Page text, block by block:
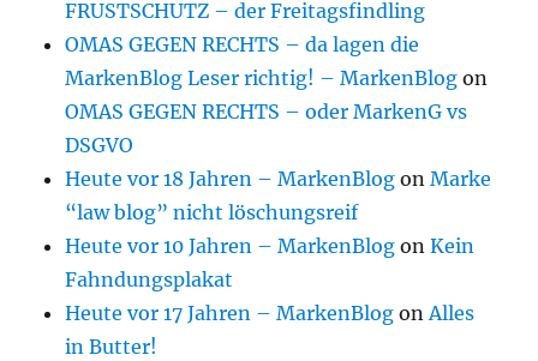
FRUSTSCHUTZ – der Freitagsfindling
OMAS GEGEN RECHTS – da lagen die
MarkenBlog Leser richtig! – MarkenBlog on
OMAS GEGEN RECHTS – oder MarkenG vs
DSGVO
Heute vor 18 Jahren – MarkenBlog onMarke
“law blog” nicht löschungsreif
Heute vor 10 Jahren – MarkenBlog onKein
Fahndungsplakat
Heute vor 17 Jahren – MarkenBlog onAlles
in Butter!